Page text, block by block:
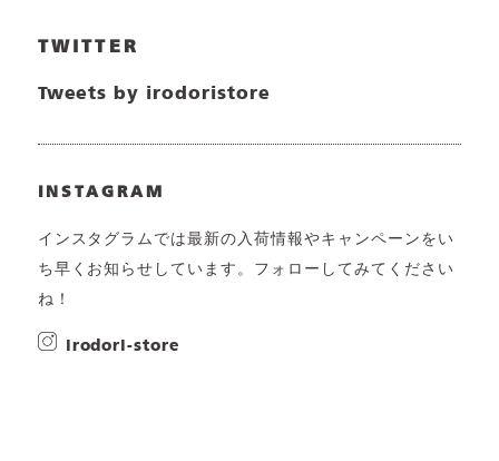
TWITTER
Tweets by irodoristore
INSTAGRAM
インスタグラムでは最新の入荷情報やキャンペーンをい
ち早くお知らせしています。フォローしてみてください
ね！
irodori-store